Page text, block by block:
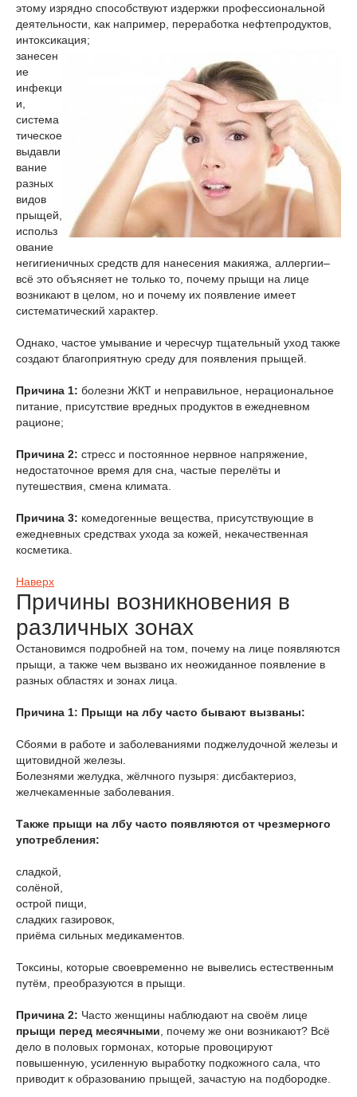
этому изрядно способствуют издержки профессиональной
деятельности, как например, переработка нефтепродуктов,
интоксикация;
занесен
ие
инфекци
и,
система
тическое
выдавли
вание
разных
видов
прыщей,
использ
ование
негигиеничных средств для нанесения макияжа, аллергии–
всё это объясняет не только то, почему прыщи на лице
возникают в целом, но и почему их появление имеет
систематический характер.
Однако, частое умывание и чересчур тщательный уход также
создают благоприятную среду для появления прыщей.
Причина 1: болезни ЖКТ и неправильное, нерациональное
питание, присутствие вредных продуктов в ежедневном
рационе;
Причина 2: стресс и постоянное нервное напряжение,
недостаточное время для сна, частые перелёты и
путешествия, смена климата.
Причина 3: комедогенные вещества, присутствующие в
ежедневных средствах ухода за кожей, некачественная
косметика.
Наверх
Причины возникновения в
различных зонах
Остановимся подробней на том, почему на лице появляются
прыщи, а также чем вызвано их неожиданное появление в
разных областях и зонах лица.
Причина 1: Прыщи на лбу часто бывают вызваны:
Сбоями в работе и заболеваниями поджелудочной железы и
щитовидной железы.
Болезнями желудка, жёлчного пузыря: дисбактериоз,
желчекаменные заболевания.
Также прыщи на лбу часто появляются от чрезмерного
употребления:
сладкой,
солёной,
острой пищи,
сладких газировок,
приёма сильных медикаментов.
Токсины, которые своевременно не вывелись естественным
путём, преобразуются в прыщи.
Причина 2: Часто женщины наблюдают на своём лице
прыщи перед месячными , почему же они возникают? Всё
дело в половых гормонах, которые провоцируют
повышенную, усиленную выработку подкожного сала, что
приводит к образованию прыщей, зачастую на подбородке.